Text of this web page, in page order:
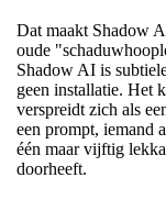
Dat maakt Shadow
oude
Shadow AI is
geen installatie. Het
verspreidt zich als
een prompt, iemand
één maar vijftig
doorheeft.